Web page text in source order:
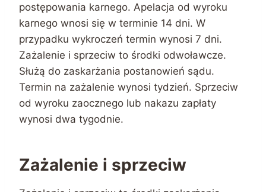
postępowania karnego. Apelacja od wyroku
karnego wnosi się w terminie 14 dni. W
przypadku wykroczeń termin wynosi 7 dni.
Zażalenie i sprzeciw to środki odwoławcze.
Służą do zaskarżania postanowień sądu.
Termin na zażalenie wynosi tydzień. Sprzeciw
od wyroku zaocznego lub nakazu zapłaty
wynosi dwa tygodnie.
Zażalenie i sprzeciw